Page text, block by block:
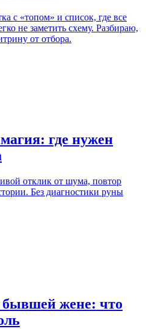
с «топом» и список, где все
не заметить схему. Разбираю,
от отбора.
где нужен
отклик от шума, повтор
Без диагностики руны
жене: что